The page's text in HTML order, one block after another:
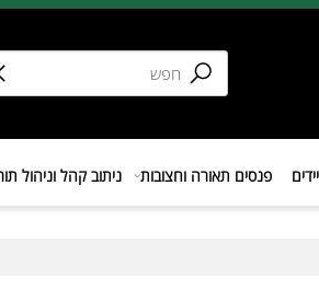
פנסים תאורה וחצובות ניתוב קהל וניהול תורים